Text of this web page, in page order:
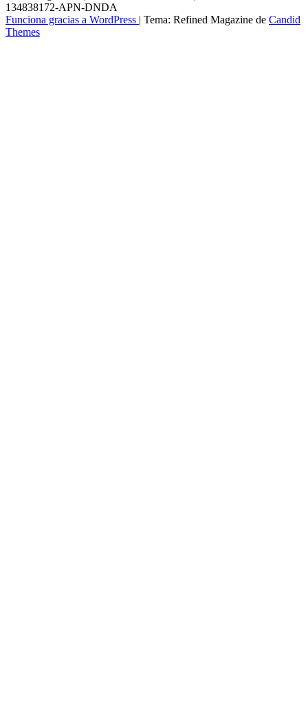
134838172-APN-DNDA
Funciona gracias a WordPress | Tema: Refined Magazine de Candid
Themes